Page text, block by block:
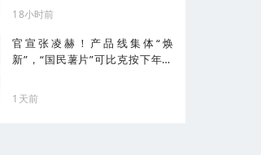
18小时前
官宣张凌赫！产品线集体“焕
新”，“国民薯片”可比克按下年轻
1天前